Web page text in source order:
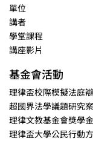
單位
講者
學堂課程
講座影片
基金會活動
理律盃校際模擬法庭
超國界法學議題研究案
理律文教基金會獎學金
理律盃大學公民行動